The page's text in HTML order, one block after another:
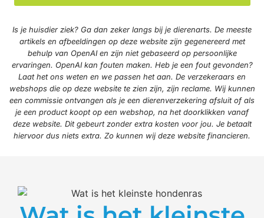
Is je huisdier ziek? Ga dan zeker langs bij je dierenarts. De meeste
artikels en afbeeldingen op deze website zijn gegenereerd met
behulp van OpenAI en zijn niet gebaseerd op persoonlijke
ervaringen. OpenAI kan fouten maken. Heb je een fout gevonden?
Laat het ons weten en we passen het aan. De verzekeraars en
webshops die op deze website te zien zijn, zijn reclame. Wij kunnen
een commissie ontvangen als je een dierenverzekering afsluit of als
je een product koopt op een webshop, na het doorklikken vanaf
deze website. Dit gebeurt zonder extra kosten voor jou. Je betaalt
hiervoor dus niets extra. Zo kunnen wij deze website financieren.